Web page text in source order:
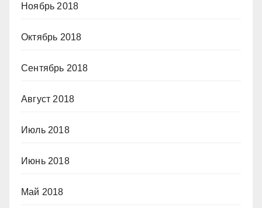
Ноябрь 2018
Октябрь 2018
Сентябрь 2018
Август 2018
Июль 2018
Июнь 2018
Май 2018